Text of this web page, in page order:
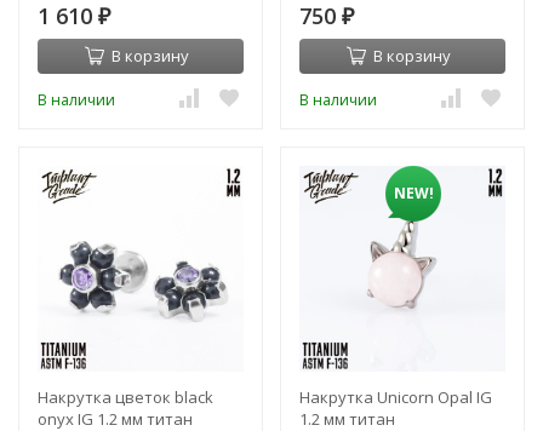
1 610 ₽
В корзину
В наличии
750 ₽
В корзину
В наличии
Накрутка цветок black
onyx IG 1.2 мм титан
NEW!
Накрутка Unicorn Opal IG
1.2 мм титан